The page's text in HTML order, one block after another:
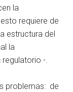
la
requiere de
estructura del
la
-.
problemas: de